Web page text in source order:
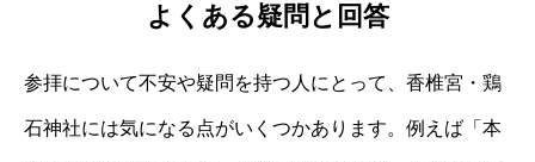
よくある疑問と回答
参拝について不安や疑問を持つ人にとって、香椎宮・鶏
石神社には気になる点がいくつかあります。例えば「本